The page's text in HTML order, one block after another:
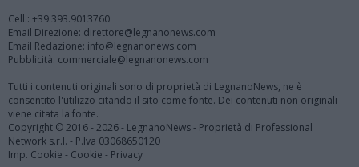
Cell.: +39.393.9013760
Email Direzione: direttore@legnanonews.com
Email Redazione: info@legnanonews.com
Pubblicità: commerciale@legnanonews.com
Tutti i contenuti originali sono di proprietà di LegnanoNews, ne è
consentito l'utilizzo citando il sito come fonte. Dei contenuti non originali
viene citata la fonte.
Copyright © 2016 - 2026 - LegnanoNews - Proprietà di Professional
Network s.r.l. - P.Iva 03068650120
Imp. Cookie - Cookie - Privacy